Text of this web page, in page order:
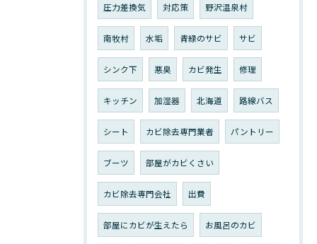
圧力差換気 対応策 野沢温泉村
南牧村 水垢 青緑のサビ サビ
シンク下 悪臭 カビ発生 修理
キッチン 加湿器 北海道 路線バス
シート カビ除去専門業者 パントリー
ブーツ 部屋がカビくさい
カビ除去専門会社 出費
部屋にカビが生えたら お風呂のカビ